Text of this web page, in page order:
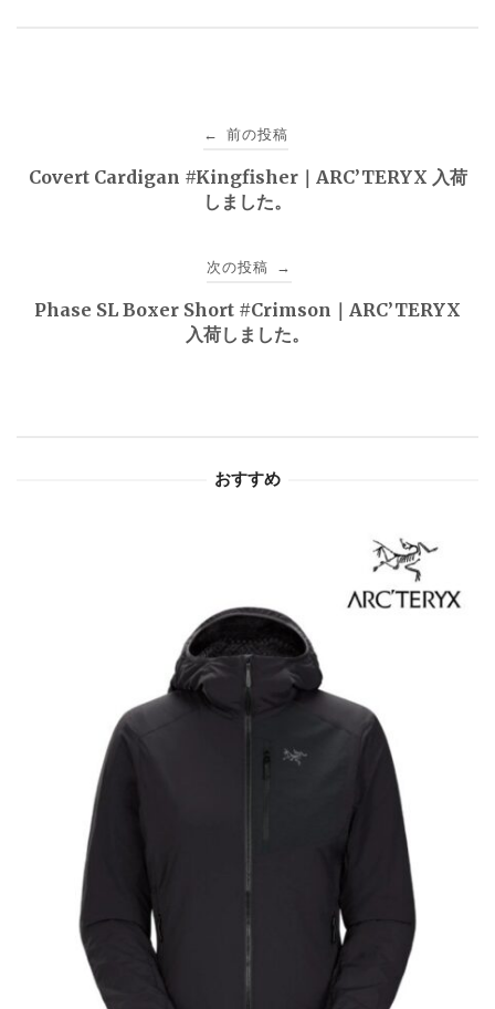
稿
ゲ
← 前の投稿
Covert Cardigan #Kingfisher｜ARC’TERYX 入荷
しました。
次の投稿 →
Phase SL Boxer Short #Crimson｜ARC’TERYX
入荷しました。
おすすめ